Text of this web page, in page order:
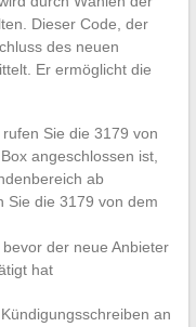
Dieser Code, der
des neuen
Er ermöglicht die
Sie die 3179 von
angeschlossen ist,
ab
Sie die 3179 von dem
der neue Anbieter
hat
an